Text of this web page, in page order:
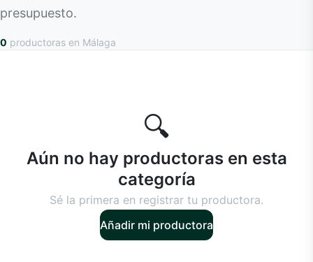
presupuesto.
0 productoras en Málaga
🔍
Aún no hay productoras en esta
categoría
Sé la primera en registrar tu productora.
Añadir mi productora